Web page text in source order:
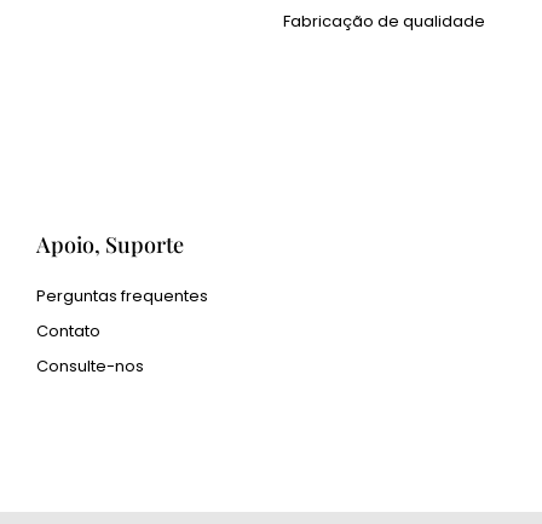
Fabricação de qualidade
Apoio, Suporte
Perguntas frequentes
Contato
Consulte-nos